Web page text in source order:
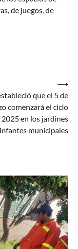
de juegos, de
que el 5 de
comenzará el ciclo
en los jardines
municipales
⟶